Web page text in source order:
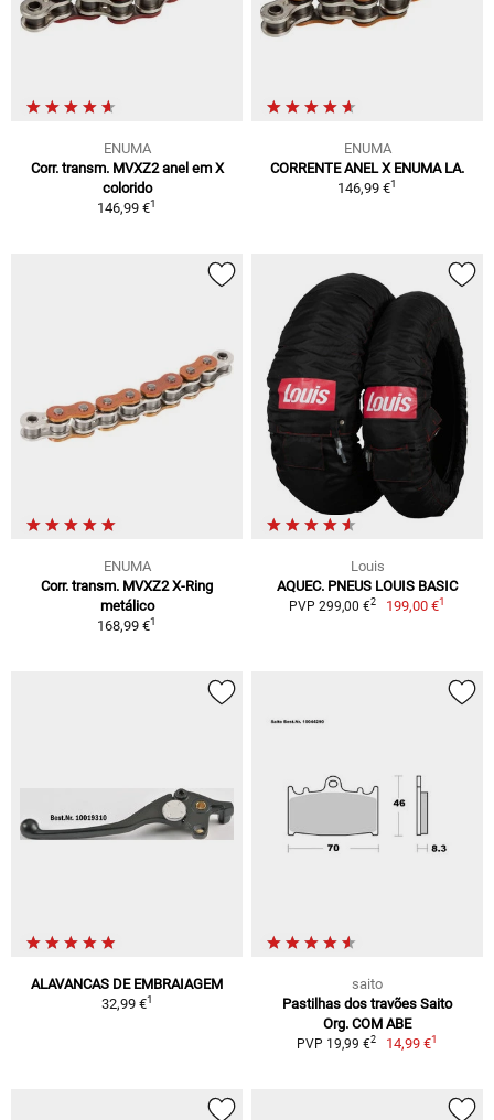
ENUMA
Corr. transm. MVXZ2 anel em X
colorido
146,99 €1
ENUMA
CORRENTE ANEL X ENUMA LA.
146,99 €1
ENUMA
Corr. transm. MVXZ2 X-Ring
metálico
168,99 €1
Louis
AQUEC. PNEUS LOUIS BASIC
PVP 299,00 €2 199,00 €1
ALAVANCAS DE EMBRAIAGEM
32,99 €1
saito
Pastilhas dos travões Saito
Org. COM ABE
PVP 19,99 €2 14,99 €1